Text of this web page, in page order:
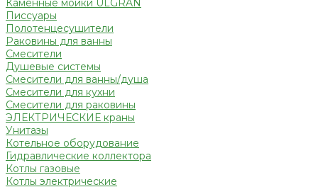
Каменные мойки ULGRAN
Писсуары
Полотенцесушители
Раковины для ванны
Смесители
Душевые системы
Смесители для ванны/душа
Смесители для кухни
Смесители для раковины
ЭЛЕКТРИЧЕСКИЕ краны
Унитазы
Котельное оборудование
Гидравлические коллектора
Котлы газовые
Котлы электрические